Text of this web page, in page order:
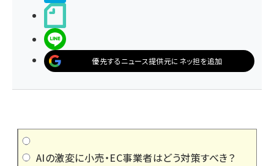
優先するニュース提供元にネッ担を追加
AIの激変に小売・EC事業者はどう対策すべき？